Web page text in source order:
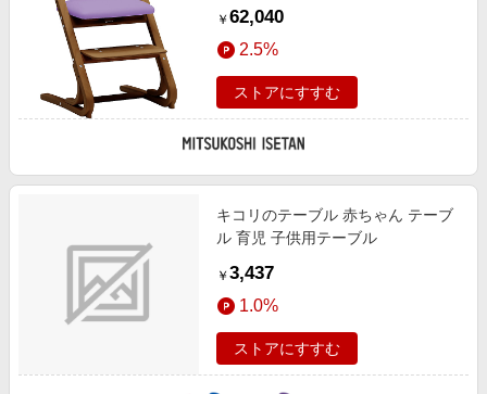
パープル色 机・デスク【三越伊勢
丹/公式】
￥ 62,040
2.5%
ストアにすすむ
キコリのテーブル 赤ちゃん テーブ
ル 育児 子供用テーブル
￥ 3,437
1.0%
ストアにすすむ